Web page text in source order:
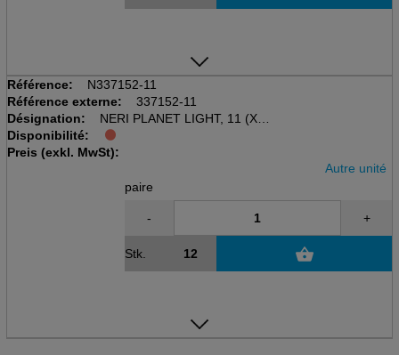
Référence:
N337152-11
Référence externe:
337152-11
Désignation:
NERI PLANET LIGHT, 11 (XXL)
Gant de protection mécanique
Blanc/gris, polyester / PU
Disponibilité:
Preis (exkl. MwSt):
Autre unité
paire
- +
Stk.